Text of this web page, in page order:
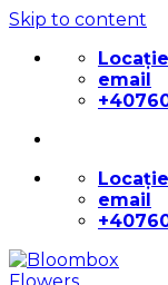
Skip to content
Locație
email
Locație
email